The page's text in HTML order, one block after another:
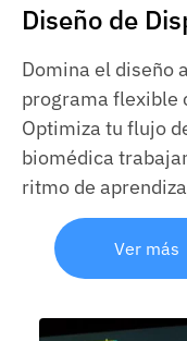
Diseño de
Domina el diseño
programa flexible
Optimiza tu flujo
biomédica
ritmo de
Ver más